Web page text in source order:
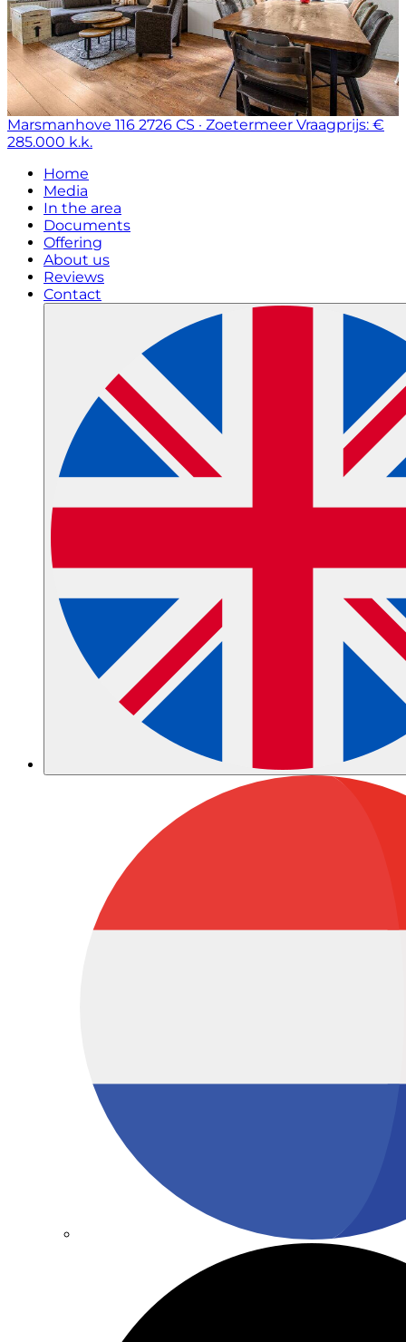
Marsmanhove 116 2726 CS · Zoetermeer Vraagprijs: €
285.000 k.k.
Home
Media
In the area
Documents
Offering
About us
Reviews
Contact